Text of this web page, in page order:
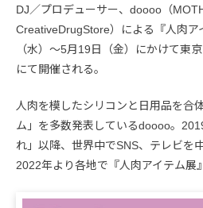
DJ／プロデューサー、doooo（
CreativeDrugStore）による『人肉ア
（水）〜5月19日（金）にかけて東
にて開催される。
人肉を模したシリコンと日用品を合
ム」を多数発表しているdoooo。
れ」以降、世界中でSNS、テレビを
2022年より各地で『人肉アイテム展